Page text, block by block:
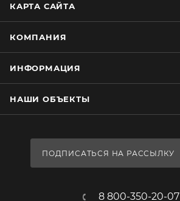
КАРТА САЙТА
КОМПАНИЯ
ИНФОРМАЦИЯ
НАШИ ОБЪЕКТЫ
ПОДПИСАТЬСЯ НА РАССЫЛКУ
8 800-350-20-07